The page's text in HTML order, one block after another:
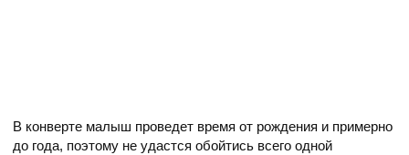
В конверте малыш проведет время от рождения и примерно
до года, поэтому не удастся обойтись всего одной